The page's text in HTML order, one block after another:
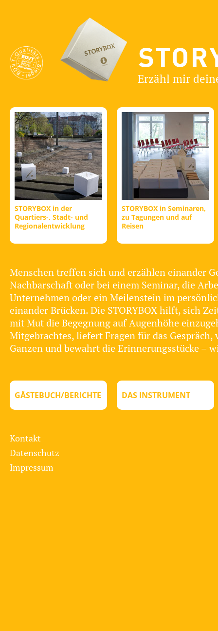
Erzähl mir
STORYBOX in der
Quartiers-, Stadt- und
Regionalentwicklung
STORYBOX in Seminaren,
zu Tagungen und auf
Reisen
Menschen treffen sich und erzählen einander
Nachbarschaft oder bei einem Seminar, die
Unternehmen oder ein Meilenstein im
einander Brücken. Die STORYBOX hilft, sich
mit Mut die Begegnung auf Augenhöhe
Mitgebrachtes, liefert Fragen für das
Ganzen und bewahrt die Erinnerungsstücke –
GÄSTEBUCH/BERICHTE DAS INSTRUMENT
Kontakt
Datenschutz
Impressum